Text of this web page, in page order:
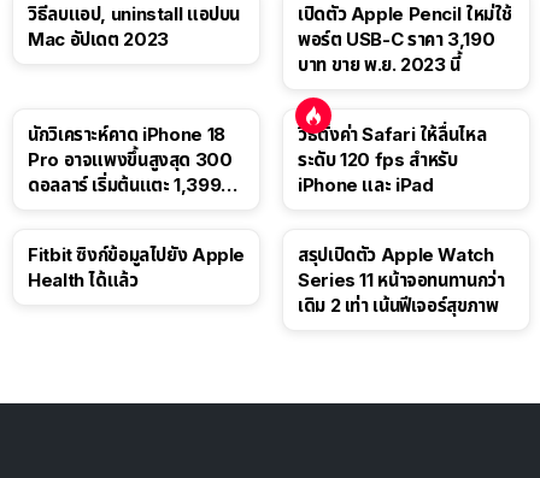
วิธีลบแอป, uninstall แอปบน
Mac อัปเดต 2023
เปิดตัว Apple Pencil ใหม่ใช้
พอร์ต USB-C ราคา 3,190
บาท ขาย พ.ย. 2023 นี้
นักวิเคราะห์คาด iPhone 18
Pro อาจแพงขึ้นสูงสุด 300
ดอลลาร์ เริ่มต้นแตะ 1,399
วิธีตั้งค่า Safari ให้ลื่นไหล
ระดับ 120 fps สำหรับ
iPhone และ iPad
Fitbit ซิงก์ข้อมูลไปยัง Apple
Health ได้แล้ว
สรุปเปิดตัว Apple Watch
Series 11 หน้าจอทนทานกว่า
เดิม 2 เท่า เน้นฟีเจอร์สุขภาพ